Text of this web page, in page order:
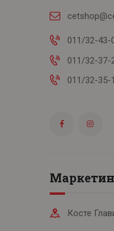
011/32-43-
011/32-37-
011/32-35-
Косте